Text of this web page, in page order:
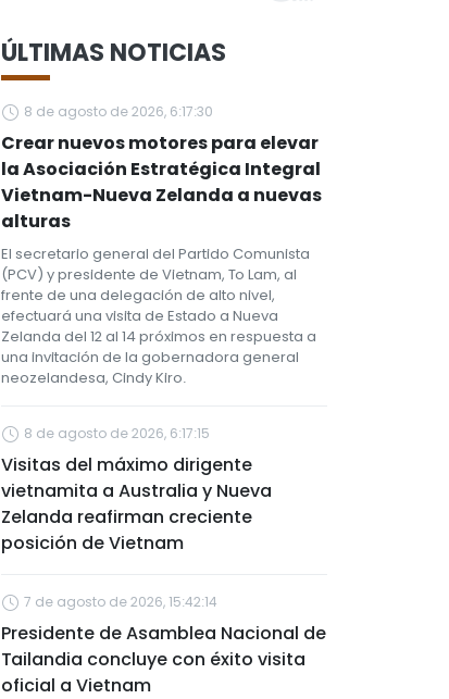
ÚLTIMAS NOTICIAS
8 de agosto de 2026, 6:17:30
Crear nuevos motores para elevar
la Asociación Estratégica Integral
Vietnam-Nueva Zelanda a nuevas
alturas
El secretario general del Partido Comunista
(PCV) y presidente de Vietnam, To Lam, al
frente de una delegación de alto nivel,
efectuará una visita de Estado a Nueva
Zelanda del 12 al 14 próximos en respuesta a
una invitación de la gobernadora general
neozelandesa, Cindy Kiro.
8 de agosto de 2026, 6:17:15
Visitas del máximo dirigente
vietnamita a Australia y Nueva
Zelanda reafirman creciente
posición de Vietnam
7 de agosto de 2026, 15:42:14
Presidente de Asamblea Nacional de
Tailandia concluye con éxito visita
oficial a Vietnam